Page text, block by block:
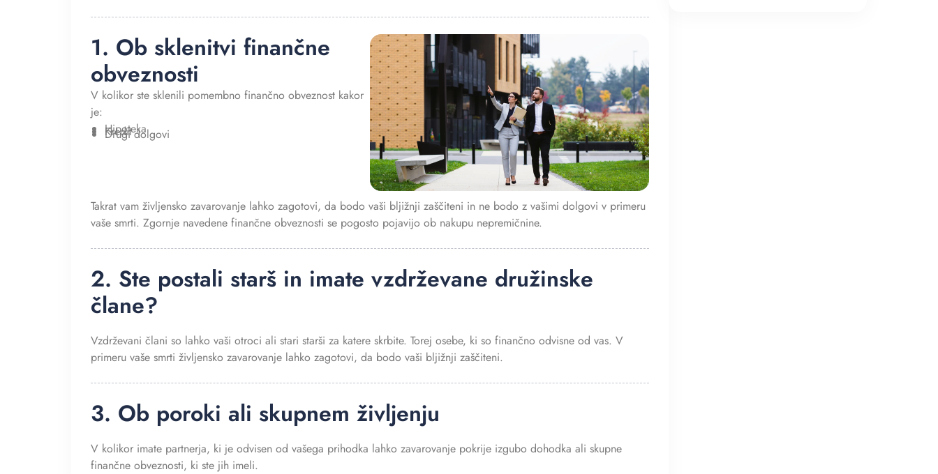
1. Ob sklenitvi finančne
obveznosti
V kolikor ste sklenili pomembno finančno obveznost kakor
je:
Hipoteka
Kredit
Drugi dolgovi
Takrat vam življensko zavarovanje lahko zagotovi, da bodo vaši bljižnji zaščiteni in ne bodo z vašimi dolgovi v primeru
vaše smrti. Zgornje navedene finančne obveznosti se pogosto pojavijo ob nakupu nepremičnine.
2. Ste postali starš in imate vzdrževane družinske
člane?
Vzdrževani člani so lahko vaši otroci ali stari starši za katere skrbite. Torej osebe, ki so finančno odvisne od vas. V
primeru vaše smrti življensko zavarovanje lahko zagotovi, da bodo vaši bljižnji zaščiteni.
3. Ob poroki ali skupnem življenju
V kolikor imate partnerja, ki je odvisen od vašega prihodka lahko zavarovanje pokrije izgubo dohodka ali skupne
finančne obveznosti, ki ste jih imeli.